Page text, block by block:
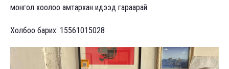
монгол хоолоо амтархан идээд гараарай.
Холбоо барих: 15561015028